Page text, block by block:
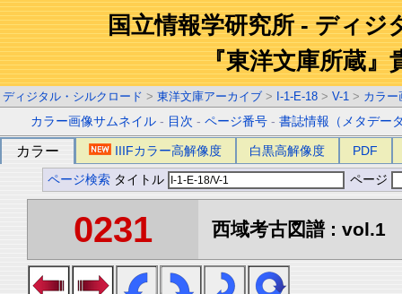
国立情報学研究所 - ディジ
『東洋文庫所蔵』
ディジタル・シルクロード > 東洋文庫アーカイブ > I-1-E-18 > V-1 > カラー
カラー画像サムネイル - 目次 -ページ番号 -書誌情報（メタデー
カラー IIIFカラー高解像度 白黒高解像度 PDF
ページ検索 タイトル ページ
0231 西域考古図譜 : vol.1